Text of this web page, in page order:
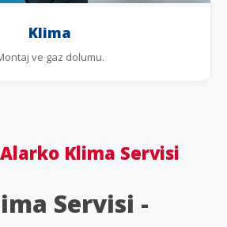
Klima
ve gaz dolumu.
Klima Servisi
Servisi -